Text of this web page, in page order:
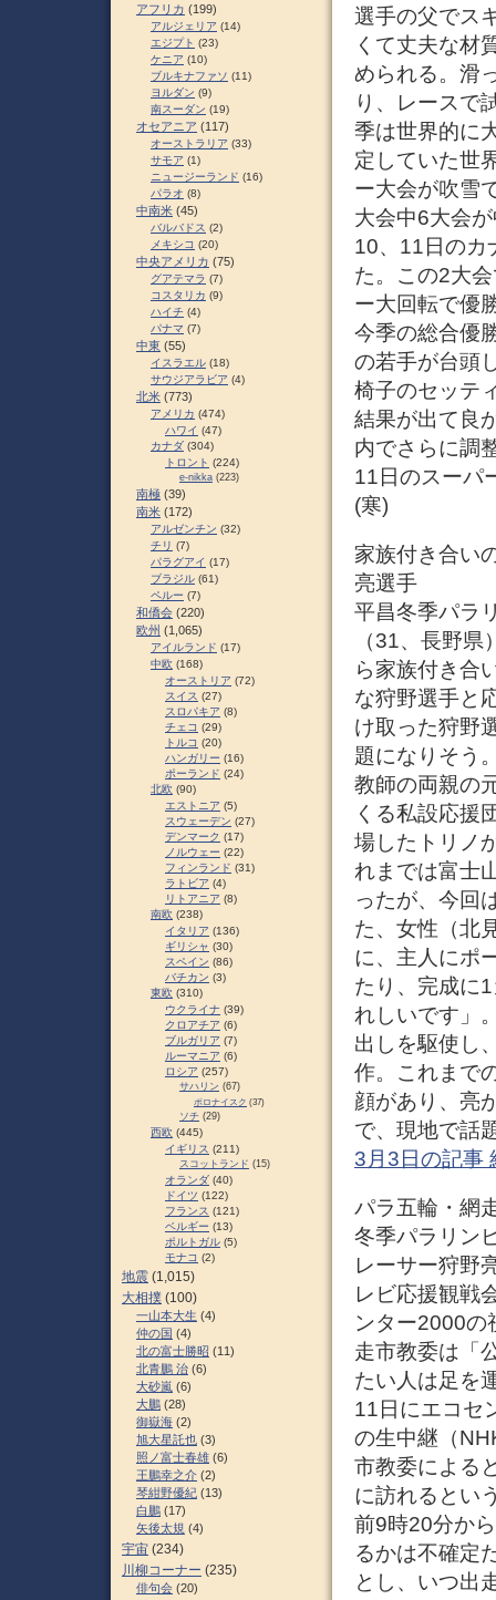
選手の父でス
くて丈夫な材
められる。滑
り、レースで
季は世界的に
定していた世
ー大会が吹雪
大会中6大会
10、11日のカ
た。この2大
ー大回転で優
今季の総合優
の若手が台頭
椅子のセッテ
結果が出て良
内でさらに調
11日のスーパ
(寒)
家族付き合い
亮選手
平昌冬季パラ
（31、長野
ら家族付き合
な狩野選手と
け取った狩野
題になりそう
教師の両親の
くる私設応援
場したトリノ
れまでは富士
ったが、今回
た、女性（北
に、主人にポ
たり、完成に
れしいです」
出しを駆使し
作。これまで
顔があり、亮
で、現地で話
3月3日の記事
パラ五輪・網
冬季パラリン
レーサー狩野
レビ応援観戦
ンター2000の
走市教委は「
たい人は足を
11日にエコセ
の生中継（
市教委による
に訪れるとい
前9時20分か
るかは不確定
とし、いつ出
アフリカ (199)
アルジェリア (14)
エジプト (23)
ケニア (10)
ブルキナファソ (11)
ヨルダン (9)
南スーダン (19)
オセアニア (117)
オーストラリア (33)
サモア (1)
ニュージーランド (16)
パラオ (8)
中南米 (45)
バルバドス (2)
メキシコ (20)
中央アメリカ (75)
グアテマラ (7)
コスタリカ (9)
ハイチ (4)
パナマ (7)
中東 (55)
イスラエル (18)
サウジアラビア (4)
北米 (773)
アメリカ (474)
ハワイ (47)
カナダ (304)
トロント (224)
e-nikka (223)
南極 (39)
南米 (172)
アルゼンチン (32)
チリ (7)
パラグアイ (17)
ブラジル (61)
ペルー (7)
和僑会 (220)
欧州 (1,065)
アイルランド (17)
中欧 (168)
オーストリア (72)
スイス (27)
スロパキア (8)
チェコ (29)
トルコ (20)
ハンガリー (16)
ポーランド (24)
北欧 (90)
エストニア (5)
スウェーデン (27)
デンマーク (17)
ノルウェー (22)
フィンランド (31)
ラトビア (4)
リトアニア (8)
南欧 (238)
イタリア (136)
ギリシャ (30)
スペイン (86)
バチカン (3)
東欧 (310)
ウクライナ (39)
クロアチア (6)
ブルガリア (7)
ルーマニア (6)
ロシア (257)
サハリン (67)
ポロナイスク (37)
ソチ (29)
西欧 (445)
イギリス (211)
スコットランド (15)
オランダ (40)
ドイツ (122)
フランス (121)
ベルギー (13)
ポルトガル (5)
モナコ (2)
地震 (1,015)
大相撲 (100)
一山本大生 (4)
仲の国 (4)
北の富士勝昭 (11)
北青鵬 治 (6)
大砂嵐 (6)
大鵬 (28)
御嶽海 (2)
旭大星託也 (3)
照ノ富士春雄 (6)
王鵬幸之介 (2)
琴紺野優紀 (13)
白鵬 (17)
矢後太規 (4)
宇宙 (234)
川柳コーナー (235)
俳句会 (20)